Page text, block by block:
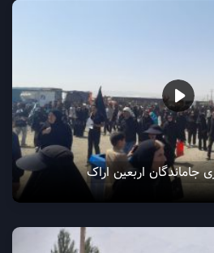
اربعین اراک